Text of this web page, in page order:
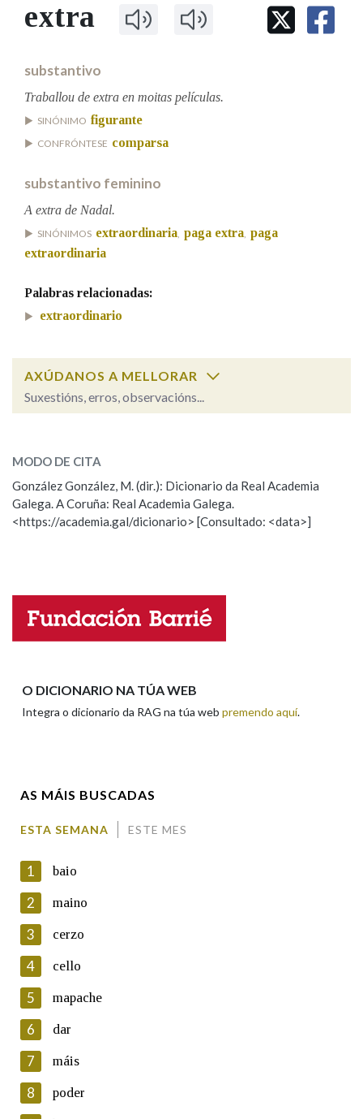
IDENTIDADE CORPORATIVA
MARCIAL DEL ADALID
FIGURAS HOMENAXEADAS
PRIMAVERA DAS LETRAS
Facebook
TwitterYoutubeInstagram
Bluesky
BUSCAR NOS LEMAS
Remata por
Contén
BUSCAR NO CONTIDO
OUTRAS OPCIÓNS DE BUSCA
Marcas gramaticais
LIMPAR
extra
substantivo
Traballou de extra en moitas películas.
SINÓNIMO figurante
CONFRÓNTESE comparsa
substantivo feminino
A extra de Nadal.
SINÓNIMOS extraordinaria, paga extra, paga
extraordinaria
Palabras relacionadas:
extraordinario
AXÚDANOS A MELLORAR
Suxestións, erros, observacións...
ESCOLLE UNHA OPCIÓN:
Observación Hai un erro na palabra
Propoño mellorar a definición
Nome
En cumprimento da normativa vixente en materia de
Protección de Datos de Carácter Persoal, a Real Academia
Galega informa a aqueles usuarios que faciliten o seu correo
electrónico, así como calquera outra información de carácter
persoal, que estes datos serán obxecto de tratamento
automatizado de carácter confidencial e incorporados aos seus
ficheiros informáticos. Así mesmo, os usuarios poderán exercer o
seu dereito de acceso, rectificación, oposición e cancelación dos
seus datos poñéndose en contacto connosco.
Lin e acepto as condicións da política de
MODO DE CITA
González González, M. (dir.): Dicionario da Real Academia
Galega. A Coruña: Real Academia Galega.
<https://academia.gal/dicionario> [Consultado: <data>]
O DICIONARIO NA TÚA WEB
Integra o dicionario da RAG na túa web premendo aquí.
AS MÁIS BUSCADAS
ESTA SEMANA ESTE MES
1 baio
2 maino
3 cerzo
4 cello
5 mapache
6 dar
7 máis
8 poder